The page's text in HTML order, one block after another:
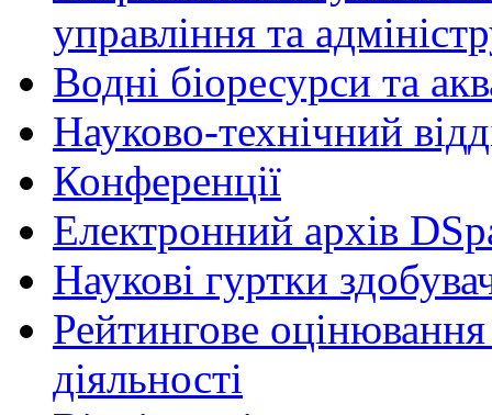
управління та
Водні біоресурси та
Науково-технічний
Конференції
Електронний архів
Наукові гуртки
Рейтингове оцінювання
діяльності